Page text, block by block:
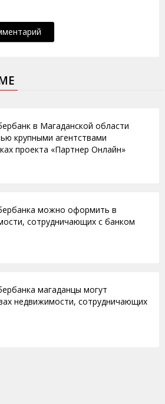
в Магаданской области
крупными агентствами
проекта «Партнер Онлайн»
можно оформить в
сотрудничающих с банком
магаданцы могут
недвижимости, сотрудничающих